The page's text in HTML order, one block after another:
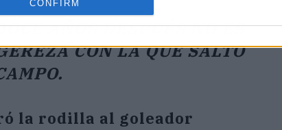
CONFIRM
AÑOS DESPUÉS NO ES
CON LA QUE SALTÓ
la rodilla al goleador